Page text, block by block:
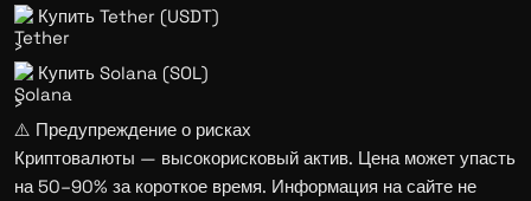
Купить Tether (USDT)
›
Купить Solana (SOL)
›
⚠️ Предупреждение о рисках
Криптовалюты — высокорисковый актив. Цена может упасть
на 50–90% за короткое время. Информация на сайте не